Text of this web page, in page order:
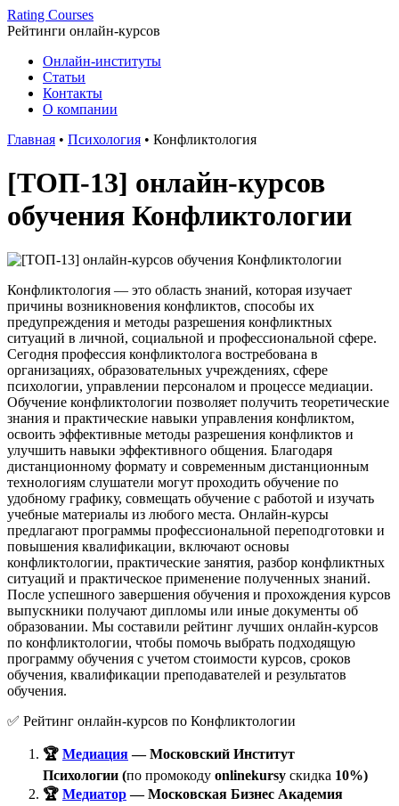
Rating Courses
Рейтинги онлайн-курсов
Онлайн-институты
Статьи
Контакты
О компании
Главная • Психология • Конфликтология
[ТОП-13] онлайн-курсов
обучения Конфликтологии
Конфликтология — это область знаний, которая изучает
причины возникновения конфликтов, способы их
предупреждения и методы разрешения конфликтных
ситуаций в личной, социальной и профессиональной сфере.
Сегодня профессия конфликтолога востребована в
организациях, образовательных учреждениях, сфере
психологии, управлении персоналом и процессе медиации.
Обучение конфликтологии позволяет получить теоретические
знания и практические навыки управления конфликтом,
освоить эффективные методы разрешения конфликтов и
улучшить навыки эффективного общения. Благодаря
дистанционному формату и современным дистанционным
технологиям слушатели могут проходить обучение по
удобному графику, совмещать обучение с работой и изучать
учебные материалы из любого места. Онлайн-курсы
предлагают программы профессиональной переподготовки и
повышения квалификации, включают основы
конфликтологии, практические занятия, разбор конфликтных
ситуаций и практическое применение полученных знаний.
После успешного завершения обучения и прохождения курсов
выпускники получают дипломы или иные документы об
образовании. Мы составили рейтинг лучших онлайн-курсов
по конфликтологии, чтобы помочь выбрать подходящую
программу обучения с учетом стоимости курсов, сроков
обучения, квалификации преподавателей и результатов
обучения.
✅ Рейтинг онлайн-курсов по Конфликтологии
🏆 Медиация— Московский Институт
Психологии (по промокоду onlinekursy скидка 10%)
🏆 Медиатор— Московская Бизнес Академия